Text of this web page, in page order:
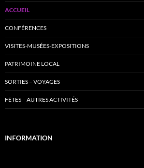
ACCUEIL
CONFÉRENCES
VISITES-MUSÉES-EXPOSITIONS
PATRIMOINE LOCAL
SORTIES – VOYAGES
FÊTES – AUTRES ACTIVITÉS
INFORMATION